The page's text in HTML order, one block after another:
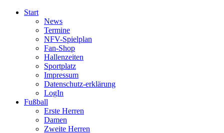
Start
News
Termine
NFV-Spielplan
Fan-Shop
Hallenzeiten
Sportplatz
Impressum
Datenschutz-erklärung
LogIn
Fußball
Erste Herren
Damen
Zweite Herren